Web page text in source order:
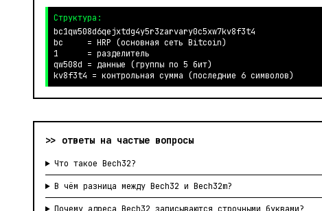
Структура:
bc1qw508d6qejxtdg4y5r3zarvary0c5xw7kv8f3t4
bc     = HRP (основная сеть Bitcoin)
1      = разделитель
qw508d = данные (группы по 5 бит)
kv8f3t4 = контрольная сумма (последние 6 символов)
>> ответы на частые вопросы
Что такое Bech32?
В чём разница между Bech32 и Bech32m?